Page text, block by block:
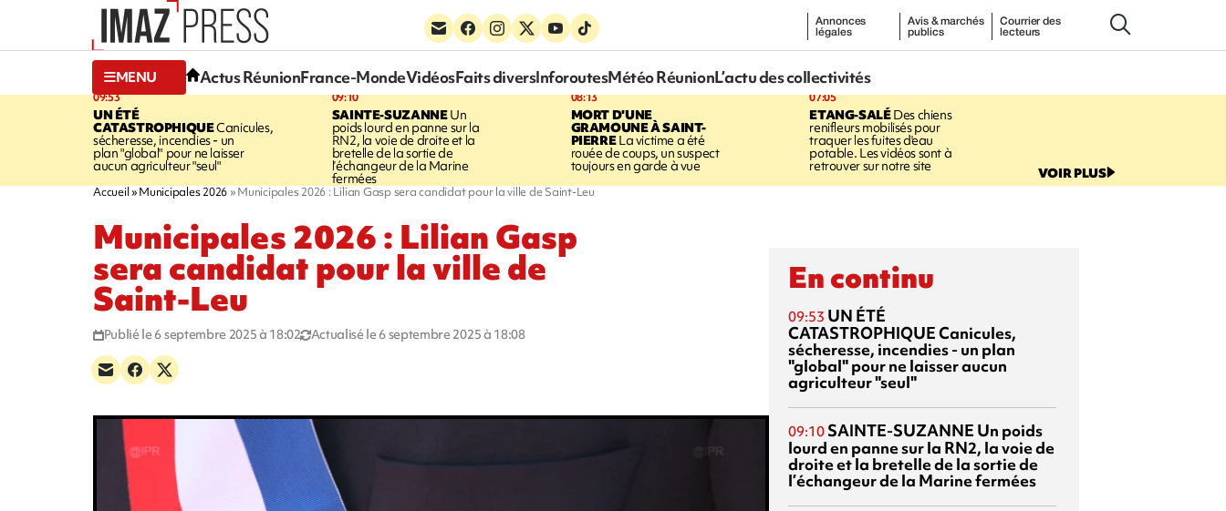
Annonces
légales
Avis & marchés
publics
Courrier des
lecteurs
MENU Actus RéunionFrance-MondeVidéosFaits diversInforoutesMétéo RéunionL’actu des collectivités
09:53
UN ÉTÉ
CATASTROPHIQUECanicules,
sécheresse, incendies - un
plan "global" pour ne laisser
aucun agriculteur "seul"
09:10
SAINTE-SUZANNEUn
poids lourd en panne sur la
RN2, la voie de droite et la
bretelle de la sortie de
l’échangeur de la Marine
fermées
08:13
MORT D'UNE
GRAMOUNE À SAINT-
PIERRELa victime a été
rouée de coups, un suspect
toujours en garde à vue
07:05
ETANG-SALÉDes chiens
renifleurs mobilisés pour
traquer les fuites d'eau
potable. Les vidéos sont à
retrouver sur notre site VOIR PLUS
Accueil Municipales 2026 Municipales 2026 : Lilian Gasp sera candidat pour la ville de Saint-Leu
Municipales 2026 : Lilian Gasp
sera candidat pour la ville de
Saint-Leu
Publié le 6 septembre 2025 à 18:02 Actualisé le 6 septembre 2025 à 18:08
En continu
09:53 UN ÉTÉ
CATASTROPHIQUECanicules,
sécheresse, incendies - un plan
"global" pour ne laisser aucun
agriculteur "seul"
09:10 SAINTE-SUZANNE Un poids
lourd en panne sur la RN2, la voie de
droite et la bretelle de la sortie de
l’échangeur de la Marine fermées